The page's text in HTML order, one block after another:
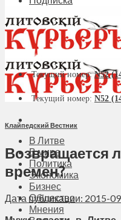
В Литве
В мире
Политика
Экономика
Бизнес
Общество
Мнения
Текущий номер:N52
Текущий номер: N52
Клайпедский Вестник
Возвращается
времен?
Дата публикации: 2015-